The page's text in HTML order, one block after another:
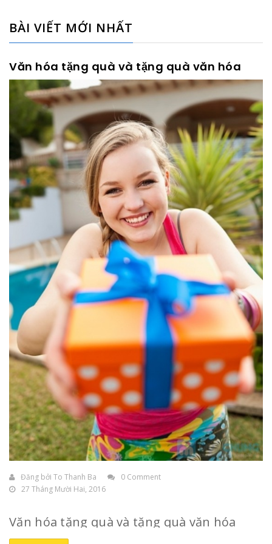
BÀI VIẾT MỚI NHẤT
Văn hóa tặng quà và tặng quà văn hóa
Đăng bởi To Thanh Ba
0 Comment
27 Tháng Mười Hai, 2016
Văn hóa tặng quà và tặng quà văn hóa
Tâm lý chung của mỗi người là đều thích được